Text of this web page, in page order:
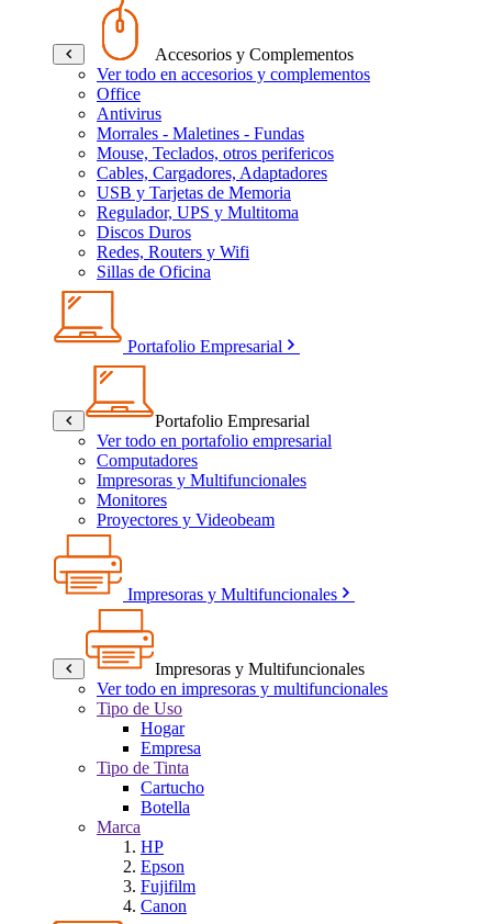
Accesorios y Complementos
Ver todo en accesorios y complementos
Office
Antivirus
Morrales - Maletines - Fundas
Mouse, Teclados, otros perifericos
Cables, Cargadores, Adaptadores
USB y Tarjetas de Memoria
Regulador, UPS y Multitoma
Discos Duros
Redes, Routers y Wifi
Sillas de Oficina
Portafolio Empresarial
Portafolio Empresarial
Ver todo en portafolio empresarial
Computadores
Impresoras y Multifuncionales
Monitores
Proyectores y Videobeam
Impresoras y Multifuncionales
Impresoras y Multifuncionales
Ver todo en impresoras y multifuncionales
Tipo de Uso
Hogar
Empresa
Tipo de Tinta
Cartucho
Botella
Marca
HP
Epson
Fujifilm
Canon